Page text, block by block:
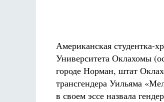
Американская студентка-
Университета Оклахомы
городе Норман, штат
трансгендера Уильяма
в своем эссе назвала